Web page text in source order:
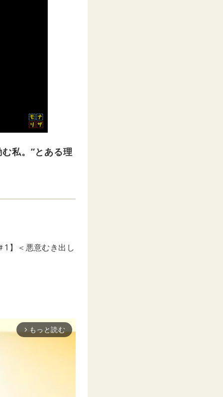
私。”とある理
1】＜悪意むき出し
arrow_forward_ios もっと読む